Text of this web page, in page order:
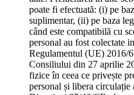
poate fi efectuată: (i) pe
suplimentar, (ii) pe baza
când este compatibilă cu
personal au fost colectate
Regulamentul (UE) 2016/
Consiliului din 27 aprilie
fizice în ceea ce privește
personal și libera circulație